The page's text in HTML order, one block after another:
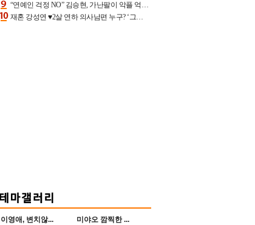
“연예인 걱정 NO” 김승현, 가난팔이 악플 억울할만‥아내+딸과 日 여행
재혼 강성연 ♥2살 연하 의사남편 누구? ‘그알’ 자문의에 훈남 비주얼 초엘리트 스펙 [종합]
이영애, 변치않... 미야오 깜찍한 ...